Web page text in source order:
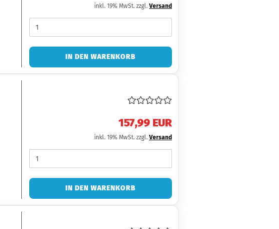
inkl. 19% MwSt. zzgl. Versand
IN DEN WARENKORB
157,99 EUR
inkl. 19% MwSt. zzgl. Versand
IN DEN WARENKORB